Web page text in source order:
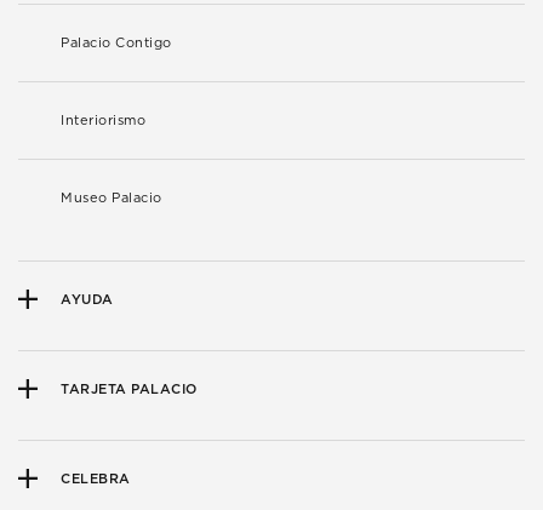
Palacio Contigo
Interiorismo
Museo Palacio
AYUDA
TARJETA PALACIO
CELEBRA